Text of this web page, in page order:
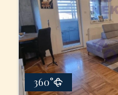
360°